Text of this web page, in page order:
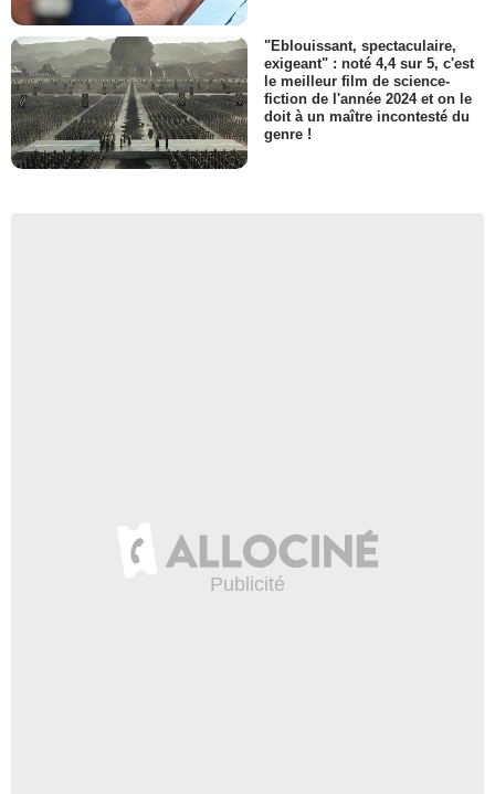
"Eblouissant, spectaculaire,
exigeant" : noté 4,4 sur 5, c'est
le meilleur film de science-
fiction de l'année 2024 et on le
doit à un maître incontesté du
genre !